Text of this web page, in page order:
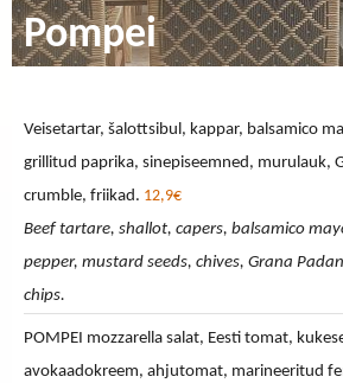
Pompei
Veisetartar, šalottsibul, kappar, balsamico
grillitud paprika, sinepiseemned, murulauk,
crumble, friikad. 12,9€
Beef tartare, shallot, capers, balsamico
pepper, mustard seeds, chives, Grana
chips.
POMPEI mozzarella salat, Eesti tomat,
avokaadokreem, ahjutomat, marineeritud